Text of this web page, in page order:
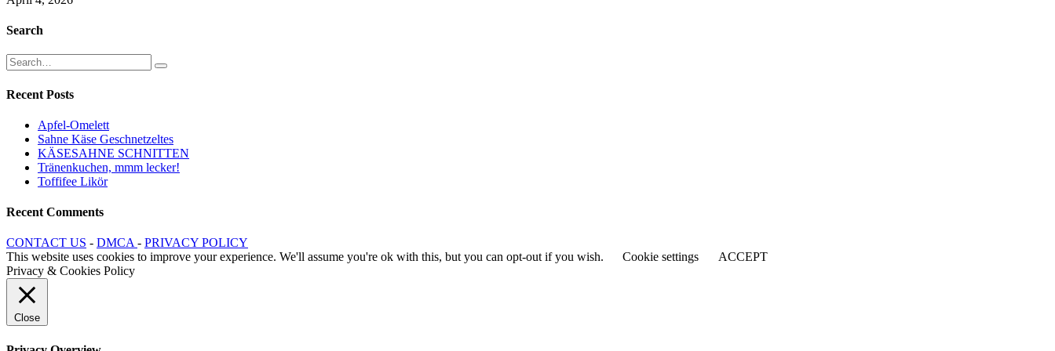
Search
Recent Posts
Apfel-Omelett
Sahne Käse Geschnetzeltes
KÄSESAHNE SCHNITTEN
Tränenkuchen, mmm lecker!
Toffifee Likör
Recent Comments
CONTACT US - DMCA- PRIVACY POLICY
This website uses cookies to improve your experience. We'll assume you're ok with this, but you can opt-out if you wish.
Cookie settings
ACCEPT
Privacy & Cookies Policy
Close